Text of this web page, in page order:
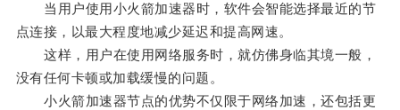
当用户使用小火箭加速器时，软件会智能选择最近的节
点连接，以最大程度地减少延迟和提高网速。
这样，用户在使用网络服务时，就仿佛身临其境一般，
没有任何卡顿或加载缓慢的问题。
小火箭加速器节点的优势不仅限于网络加速，还包括更